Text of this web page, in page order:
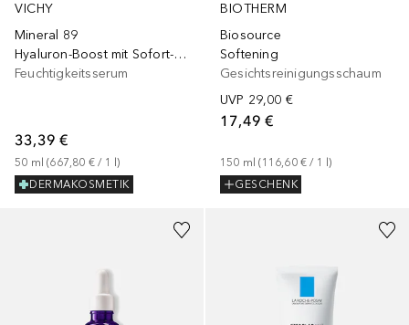
VICHY
Mineral 89
Hyaluron-Boost mit Sofort-Effekt
Feuchtigkeitsserum
33,39 €
50 ml (667,80 € / 1 l)
DERMAKOSMETIK
BIOTHERM
Biosource
Softening
Gesichtsreinigungsschaum
UVP 29,00 €
17,49 €
150 ml (116,60 € / 1 l)
GESCHENK